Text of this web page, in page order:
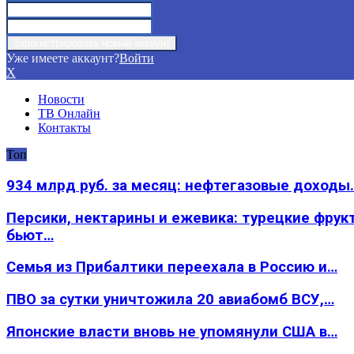
Уже имеете аккаунт?Войти
X
Новости
ТВ Онлайн
Контакты
Топ
934 млрд руб. за месяц: нефтегазовые
Персики, нектарины и ежевика: турецкие
бьют…
Семья из Прибалтики переехала в Россию и…
ПВО за сутки уничтожила 20 авиабомб ВСУ,…
Японские власти вновь не упомянули США в…